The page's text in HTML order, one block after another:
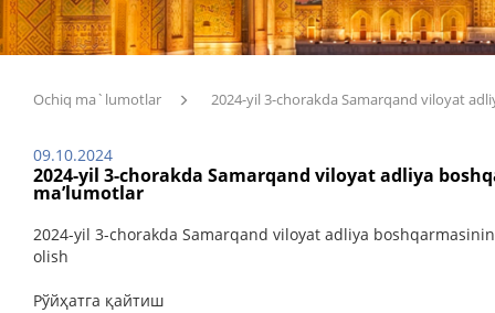
Ochiq ma`lumotlar 2024-yil 3-chorakda Samarqand viloyat
09.10.2024
2024-yil 3-chorakda Samarqand viloyat adliya
ma’lumotlar
2024-yil 3-chorakda Samarqand viloyat adliya
olish
Рўйҳатга қайтиш